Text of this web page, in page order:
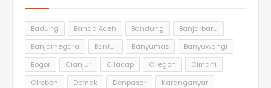
Badung Banda Aceh Bandung
Banjarbaru
Banjarnegara
Bantul Banyumas
Banyuwangi
Bogor
Cianjur Cilacap Cilegon
Cimahi
Cirebon
Demak Denpasar
Karanganyar